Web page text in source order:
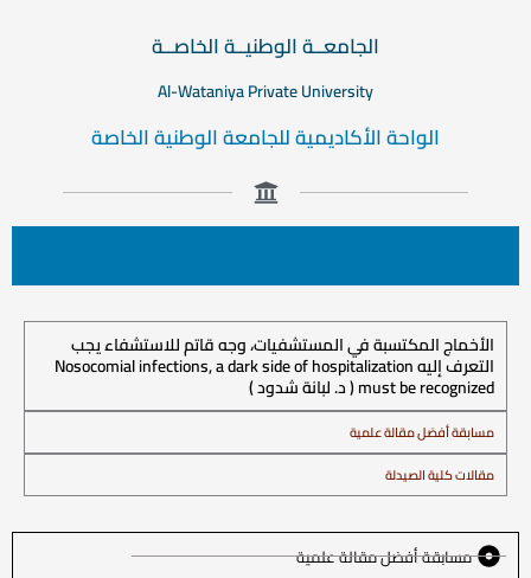
الجامعــة الوطنيــة الخاصــة
Al-Wataniya Private University
الواحة الأكاديمية للجامعة الوطنية الخاصة
الأخماج المكتسبة في المستشفيات، وجه قاتم للاستشفاء يجب
التعرف إليه Nosocomial infections, a dark side of hospitalization
must be recognized ( د. لبانة شدود )
مسابقة أفضل مقالة علمية
مقالات كلية الصيدلة
مسابقة أفضل مقالة علمية